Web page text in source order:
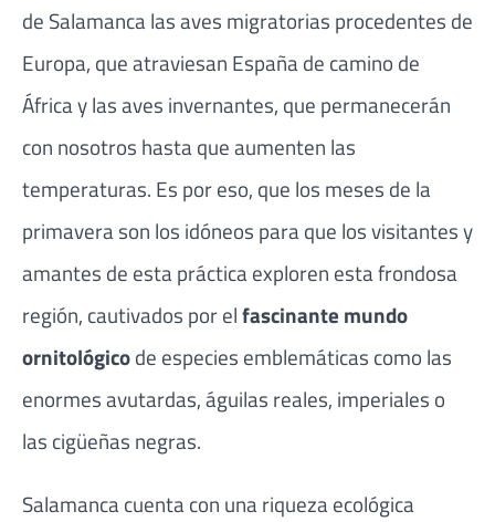
de Salamanca las aves migratorias procedentes de
Europa, que atraviesan España de camino de
África y las aves invernantes, que permanecerán
con nosotros hasta que aumenten las
temperaturas. Es por eso, que los meses de la
primavera son los idóneos para que los visitantes y
amantes de esta práctica exploren esta frondosa
región, cautivados por elfascinante mundo
ornitológicode especies emblemáticas como las
enormes avutardas, águilas reales, imperiales o
las cigüeñas negras.
Salamanca cuenta con una riqueza ecológica